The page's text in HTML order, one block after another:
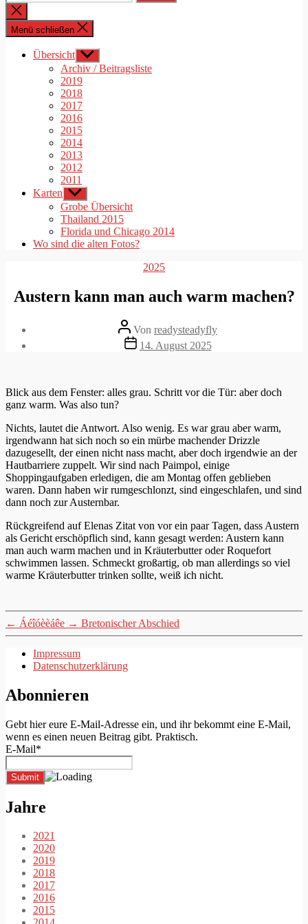
nach:
Suche
schließen
Menü schließen
Übersicht Untermenü
anzeigen
Archiv / Beitragsliste
2019
2018
2017
2016
2015
2014
2013
2012
2011
Karten Untermenü
anzeigen
Grobe Übersicht
Thailand 2015
Florida und Chicago 2014
Wo sind die alten Fotos?
Kategorien
2025
Austern kann man auch warm machen?
Beitragsautor
Von readysteadyfly
Veröffentlichungsdatum
14. August 2025
Blick aus dem Fenster: alles grau. Schritt vor die Tür: aber doch
ganz warm. Was also tun?
Nichts, lautet die Antwort. Also wenig. Es war grau aber warm,
irgendwann hat sich noch so ein mürbe machender Drizzle
dazugesellt, der einen nicht nass macht, aber doch irgendwie an der
Hautbarriere zuppelt. Wir sind nach Paimpol, einige
Shoppingaufgaben erledigen, die am Montag offen geblieben
waren. Dann haben wir rumgeschlonzt, sind eingeschlafen, und sind
dann noch zur Austernbar.
Rückgreifend auf Elenas Zitat von vor ein paar Tagen, dass Austern
als Gericht erschöpflich sind, kann gesagt werden: Austern kann
man auch warm machen und in Kräuterbutter oder Roquefort
schwimmen lassen. Schmeckt großartig, ob man allerdings so viel
warme Kräuterbutter trinken sollte, weiß ich nicht.
← Áéîóèèáêe → Bretonischer Abschied
Impressum
Datenschutzerklärung
Abonnieren
Gebt hier eure E-Mail-Adresse ein, und ihr bekommt eine E-Mail,
wenn es einen neuen Beitrag gibt. Praktisch.
E-Mail*
Jahre
2021
2020
2019
2018
2017
2016
2015